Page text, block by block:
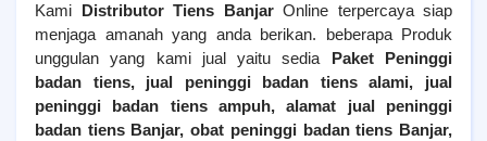
Kami Distributor Tiens Banjar Online terpercaya siap
menjaga amanah yang anda berikan. beberapa Produk
unggulan yang kami jual yaitu sedia Paket Peninggi
badan tiens, jual peninggi badan tiens alami, jual
peninggi badan tiens ampuh, alamat jual peninggi
badan tiens Banjar, obat peninggi badan tiens Banjar,